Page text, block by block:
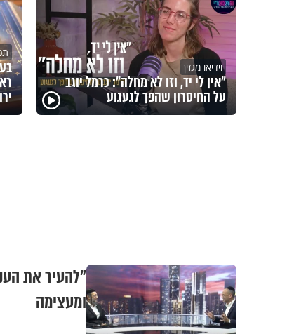
וידיאו מגזין
"אין לי יד, וזו לא מחלה": כרמל יוגב
על החיסרון שהפך לגעגוע
"להעיר את
ומעצימה